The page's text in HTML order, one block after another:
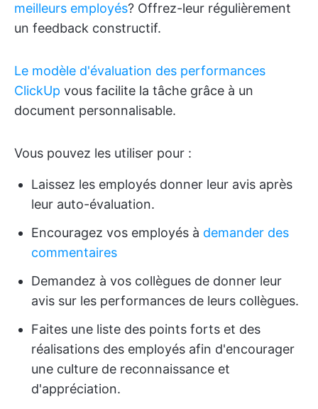
meilleurs employés? Offrez-leur régulièrement
un feedback constructif.
Le modèle d'évaluation des performances
ClickUp vous facilite la tâche grâce à un
document personnalisable.
Vous pouvez les utiliser pour :
Laissez les employés donner leur avis après
leur auto-évaluation.
Encouragez vos employés à demander des
commentaires
Demandez à vos collègues de donner leur
avis sur les performances de leurs collègues.
Faites une liste des points forts et des
réalisations des employés afin d'encourager
une culture de reconnaissance et
d'appréciation.